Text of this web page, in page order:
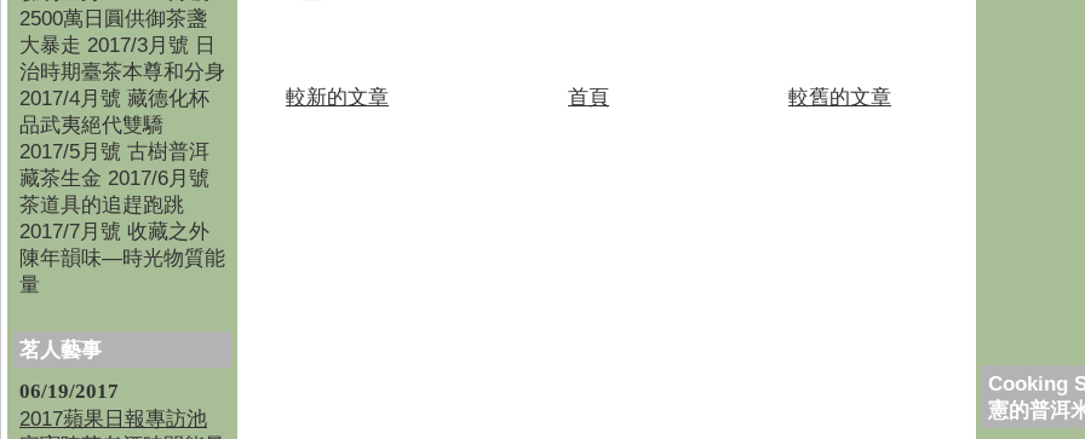
2500萬日圓供御茶盞
大暴走 2017/3月號 日
治時期臺茶本尊和分身
2017/4月號 藏德化杯
品武夷絕代雙驕
2017/5月號 古樹普洱
藏茶生金 2017/6月號
茶道具的追趕跑跳
2017/7月號 收藏之外
陳年韻味—時光物質能
量
茗人藝事
06/19/2017
2017蘋果日報專訪池
較新的文章 較舊的文章
首頁
Cooking
憲的普洱